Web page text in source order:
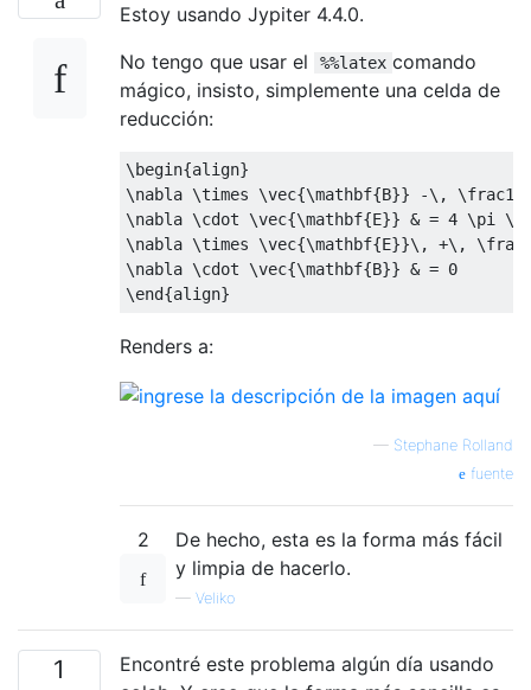
Estoy usando Jypiter 4.4.0.
No tengo que usar el
%%latex comando
mágico, insisto, simplemente una celda de
reducción:
\begin{align}
\nabla \times \vec{\mathbf{B}} -\, \frac1c
\nabla \cdot \vec{\mathbf{E}} & = 4 \pi
\nabla \times \vec{\mathbf{E}}\, +\, \frac
\nabla \cdot \vec{\mathbf{B}} & =
\end{align}
Renders a:
— Stephane Rolland
fuente
2
De hecho, esta es la forma más fácil
y limpia de hacerlo.
— Veliko
1
Encontré este problema algún día usando